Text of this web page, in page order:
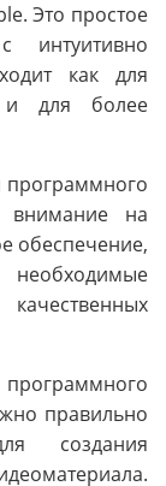
Это простое
интуитивно
как для
и для более
программного
внимание на
обеспечение,
правильно
создания